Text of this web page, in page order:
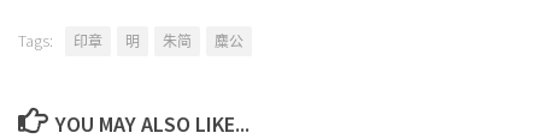
Tags: 印章 明 朱简 麋公
YOU MAY ALSO LIKE...